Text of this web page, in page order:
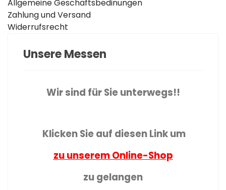
Allgemeine Geschäftsbedinungen
Zahlung und Versand
Widerrufsrecht
Unsere Messen
Wir sind für Sie unterwegs!!
Klicken Sie auf diesen Link um
zu unserem Online-Shop
zu gelangen